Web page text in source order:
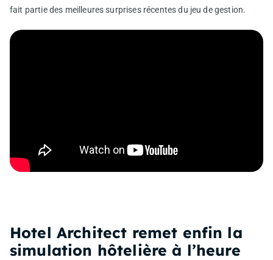
fait partie des meilleures surprises récentes du jeu de gestion.
Hotel Architect remet enfin la
simulation hôtelière à l’heure